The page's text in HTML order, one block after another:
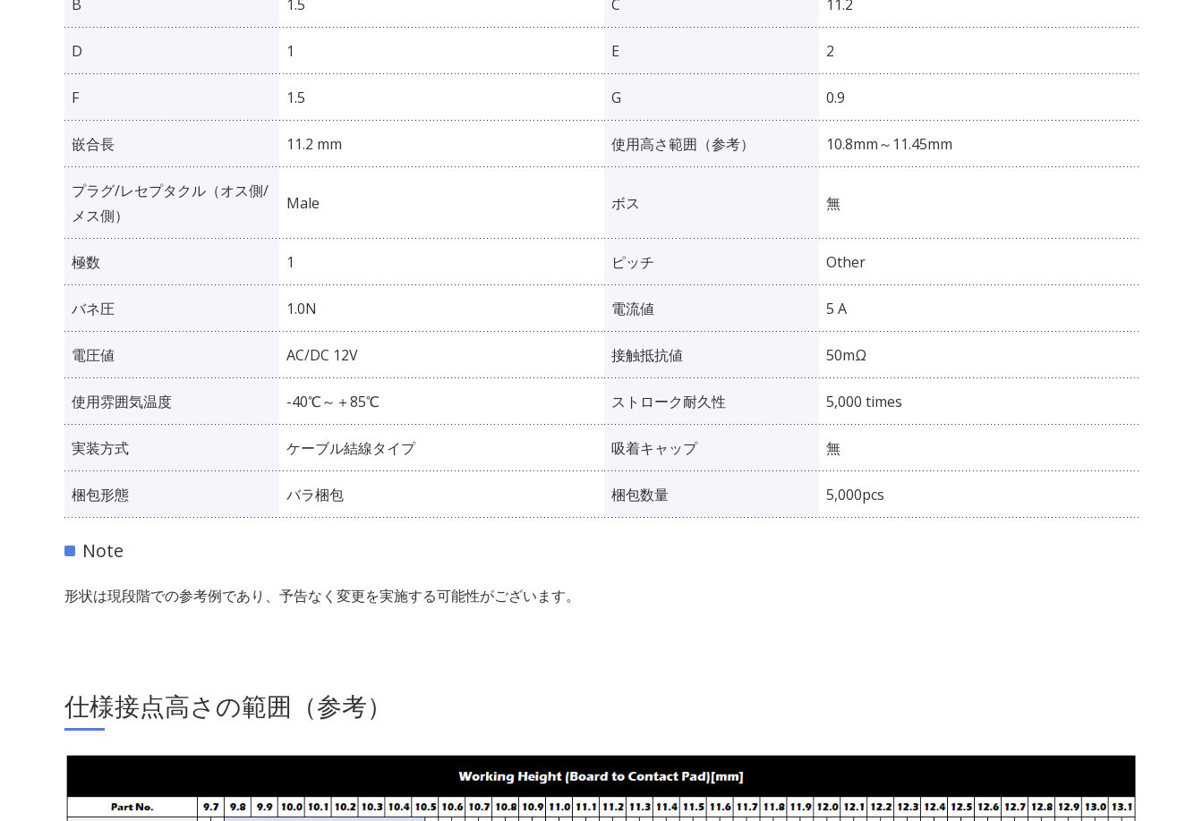
B 1.5 C 11.2
D 1 E 2
F 1.5 G 0.9
嵌合長 11.2 mm 使用高さ範囲（参考） 10.8mm～11.45mm
プラグ/レセプタクル（オス側/
メス側）
Male ボス 無
極数 1 ピッチ Other
バネ圧 1.0N 電流値 5 A
電圧値 AC/DC 12V 接触抵抗値 50mΩ
使用雰囲気温度 -40℃～＋85℃ ストローク耐久性 5,000 times
実装方式 ケーブル結線タイプ 吸着キャップ 無
梱包形態 バラ梱包 梱包数量 5,000pcs
Note
形状は現段階での参考例であり、予告なく変更を実施する可能性がございます。
仕様接点高さの範囲（参考）